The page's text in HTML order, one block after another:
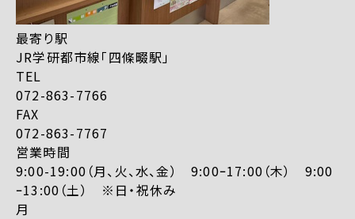
最寄り駅
JR学研都市線「四條畷駅」
TEL
072-863-7766
FAX
072-863-7767
営業時間
9:00-19:00（月、火、水、金） 9:00ｰ17:00（木） 9:00
ｰ13:00（土） ※日・祝休み
月